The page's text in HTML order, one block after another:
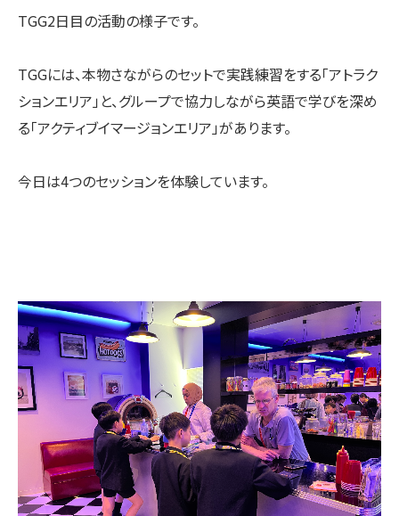
TGG2日目の活動の様子です。
TGGには、本物さながらのセットで実践練習をする「アトラク
ションエリア」と、グループで協力しながら英語で学びを深め
る「アクティブイマージョンエリア」があります。
今日は4つのセッションを体験しています。